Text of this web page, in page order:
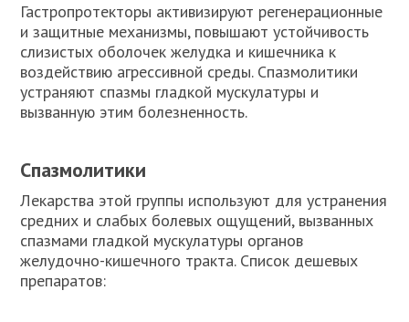
Гастропротекторы активизируют регенерационные
и защитные механизмы, повышают устойчивость
слизистых оболочек желудка и кишечника к
воздействию агрессивной среды. Спазмолитики
устраняют спазмы гладкой мускулатуры и
вызванную этим болезненность.
Спазмолитики
Лекарства этой группы используют для устранения
средних и слабых болевых ощущений, вызванных
спазмами гладкой мускулатуры органов
желудочно-кишечного тракта. Список дешевых
препаратов: